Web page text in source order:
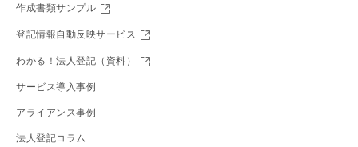
作成書類サンプル
登記情報自動反映サービス
わかる！法人登記（資料）
サービス導入事例
アライアンス事例
法人登記コラム